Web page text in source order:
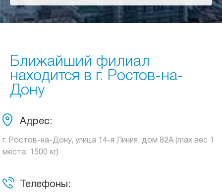
Ближайший филиал
находится в г. Ростов-на-
Дону
Адрес:
г. Ростов-на-Дону, улица 14-я Линия, дом 82А (max вес 1
места: 1500 кг)
Телефоны: